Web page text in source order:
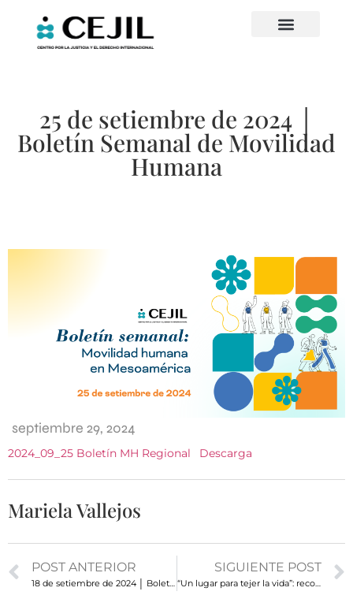
25 de setiembre de 2024 │
Boletín Semanal de Movilidad
Humana
septiembre 29, 2024
2024_09_25 Boletín MH Regional Descarga
Mariela Vallejos
POST ANTERIOR
18 de setiembre de 2024 │ Boletín Semanal de Movilidad Humana
SIGUIENTE POST
“Un lugar para tejer la vida”: reconocer el desplazamiento forzado interno para aportar soluciones integrales y potenciar el desarrollo de las personas y comunidades desplazadas